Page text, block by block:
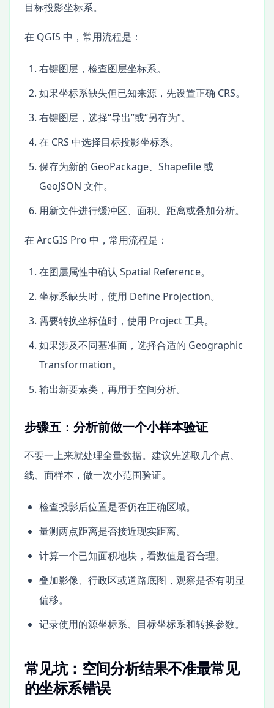
目标投影坐标系。
在 QGIS 中，常用流程是：
右键图层，检查图层坐标系。
如果坐标系缺失但已知来源，先设置正确 CRS。
右键图层，选择“导出”或“另存为”。
在 CRS 中选择目标投影坐标系。
保存为新的 GeoPackage、Shapefile 或
GeoJSON 文件。
用新文件进行缓冲区、面积、距离或叠加分析。
在 ArcGIS Pro 中，常用流程是：
在图层属性中确认 Spatial Reference。
坐标系缺失时，使用 Define Projection。
需要转换坐标值时，使用 Project 工具。
如果涉及不同基准面，选择合适的 Geographic
Transformation。
输出新要素类，再用于空间分析。
步骤五：分析前做一个小样本验证
不要一上来就处理全量数据。建议先选取几个点、
线、面样本，做一次小范围验证。
检查投影后位置是否仍在正确区域。
量测两点距离是否接近现实距离。
计算一个已知面积地块，看数值是否合理。
叠加影像、行政区或道路底图，观察是否有明显
偏移。
记录使用的源坐标系、目标坐标系和转换参数。
常见坑：空间分析结果不准最常见
的坐标系错误